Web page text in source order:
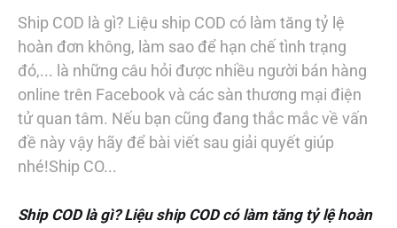
Ship COD là gì? Liệu ship COD có làm tăng tỷ lệ
hoàn đơn không, làm sao để hạn chế tình trạng
đó,... là những câu hỏi được nhiều người bán hàng
online trên Facebook và các sàn thương mại điện
tử quan tâm. Nếu bạn cũng đang thắc mắc về vấn
đề này vậy hãy để bài viết sau giải quyết giúp
nhé!Ship CO...
Ship COD là gì? Liệu ship COD có làm tăng tỷ lệ hoàn